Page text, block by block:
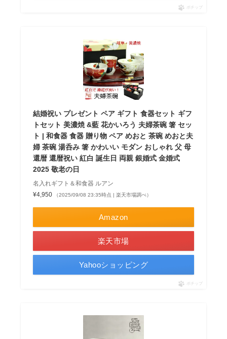
ポチップ
結婚祝い プレゼント ペア ギフト 食器セット ギフ
トセット 美濃焼 &藍 花かいろう 夫婦茶碗 箸 セッ
ト | 和食器 食器 贈り物 ペア めおと 茶碗 めおと夫
婦 茶碗 湯呑み 箸 かわいい モダン おしゃれ 父 母
還暦 還暦祝い 紅白 誕生日 両親 銀婚式 金婚式
2025 敬老の日
名入れギフト＆和食器 ルアン
¥4,950
（2025/09/08 23:35時点 | 楽天市場調べ）
Amazon
楽天市場
Yahooショッピング
ポチップ